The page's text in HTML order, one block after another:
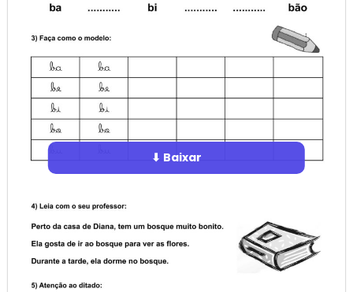
⬇ Baixar